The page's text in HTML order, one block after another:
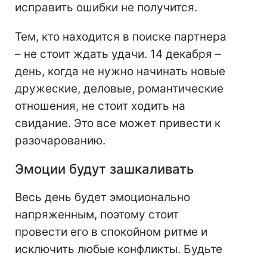
исправить ошибки не получится.
Тем, кто находится в поиске партнера
– не стоит ждать удачи. 14 декабря –
день, когда не нужно начинать новые
дружеские, деловые, романтические
отношения, не стоит ходить на
свидание. Это все может привести к
разочарованию.
Эмоции будут зашкаливать
Весь день будет эмоционально
напряженным, поэтому стоит
провести его в спокойном ритме и
исключить любые конфликты. Будьте